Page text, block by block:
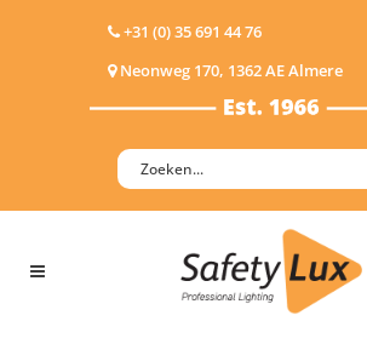
+31 (0) 35 691 44 76
Neonweg 170, 1362 AE Almere